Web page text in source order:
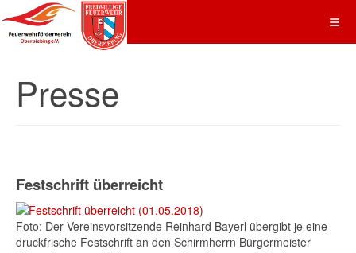
Presse
Festschrift überreicht
Foto: Der Vereinsvorsitzende Reinhard Bayerl übergibt je eine
druckfrische Festschrift an den Schirmherrn Bürgermeister